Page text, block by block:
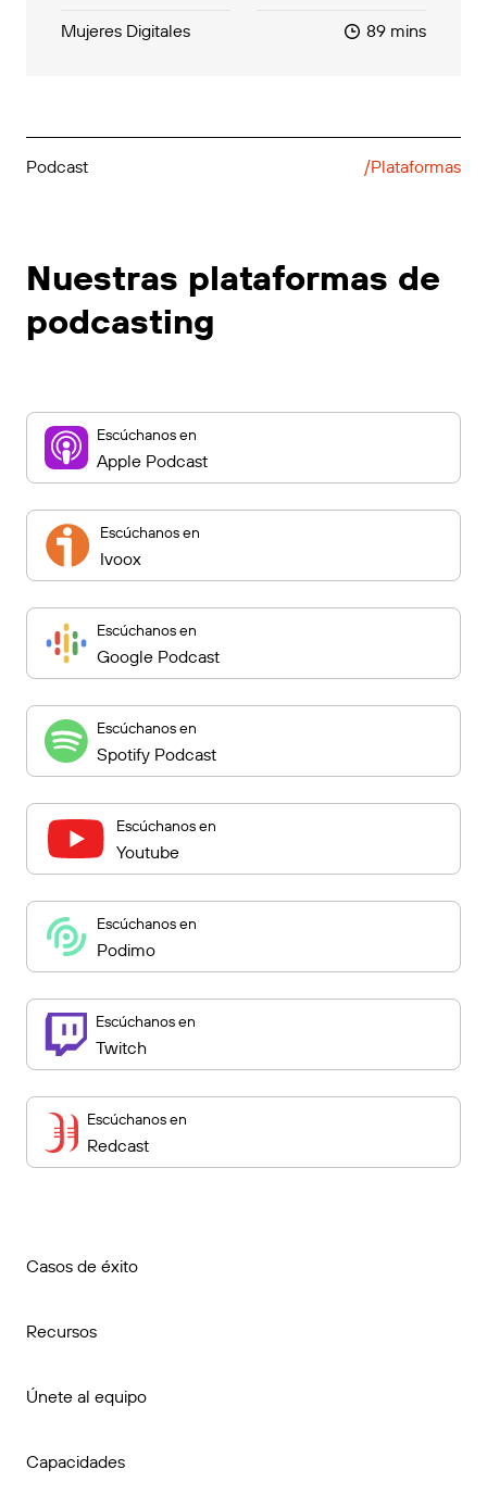
Mujeres Digitales 89 mins
Podcast /Plataformas
Nuestras plataformas de
podcasting
Escúchanos en
Apple Podcast
Escúchanos en
Ivoox
Escúchanos en
Google Podcast
Escúchanos en
Spotify Podcast
Escúchanos en
Youtube
Escúchanos en
Podimo
Escúchanos en
Twitch
Escúchanos en
Redcast
Casos de éxito
Recursos
Únete al equipo
Capacidades